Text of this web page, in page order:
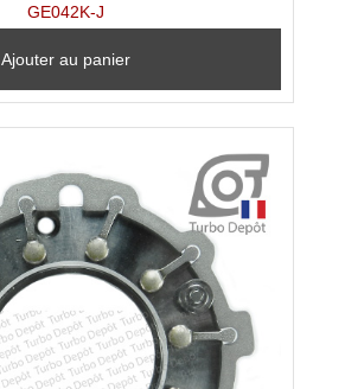
GE042K-J
Ajouter au panier